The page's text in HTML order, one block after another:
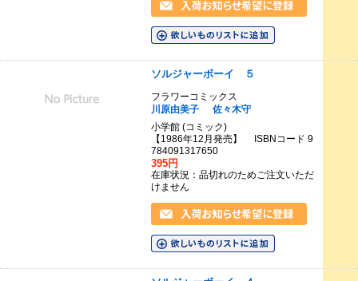
ソルジャーボーイ ５
フラワーコミックス
川原由美子
佐々木守
小学館 (コミック)
【1986年12月発売】 ISBNコード 9
784091317650
395円
在庫状況：品切れのためご注文いただ
けません